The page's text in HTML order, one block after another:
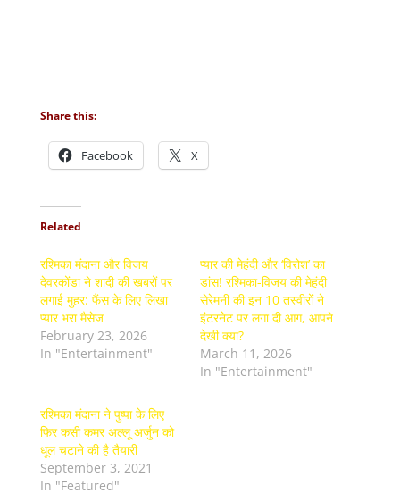
Share this:
Facebook X
Related
रश्मिका मंदाना और विजय
देवरकोंडा ने शादी की खबरों पर
लगाई मुहर: फैंस के लिए लिखा
प्यार भरा मैसेज
February 23, 2026
In "Entertainment"
प्यार की मेहंदी और ‘विरोश’ का
डांस! रश्मिका-विजय की मेहंदी
सेरेमनी की इन 10 तस्वीरों ने
इंटरनेट पर लगा दी आग, आपने
देखी क्या?
March 11, 2026
In "Entertainment"
रश्मिका मंदाना ने पुष्पा के लिए
फिर कसी कमर अल्लू अर्जुन को
धूल चटाने की है तैयारी
September 3, 2021
In "Featured"